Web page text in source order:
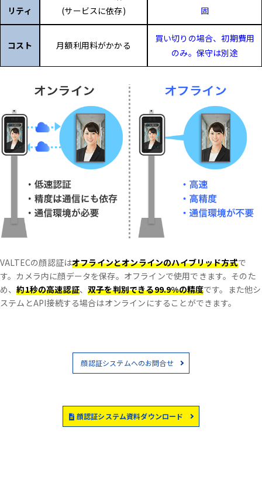
リティ
(サービスに依存)
固
コスト 月額利用料がかかる
買い切りの場合、初期費用
のみ。保守は別途
VALTECの顔認証はオフラインとオンラインのハイブリッド方式で
す。 カメラ内に顔データを保存。オフラインで使用できます。 そのた
め、約1秒の高速認証、双子を判別できる99.9%の精度です。 また他シ
ステムとAPI接続する場合はオンラインにすることができます。
顔認証システムへのお問合せ
顔認証システム資料ダウンロード